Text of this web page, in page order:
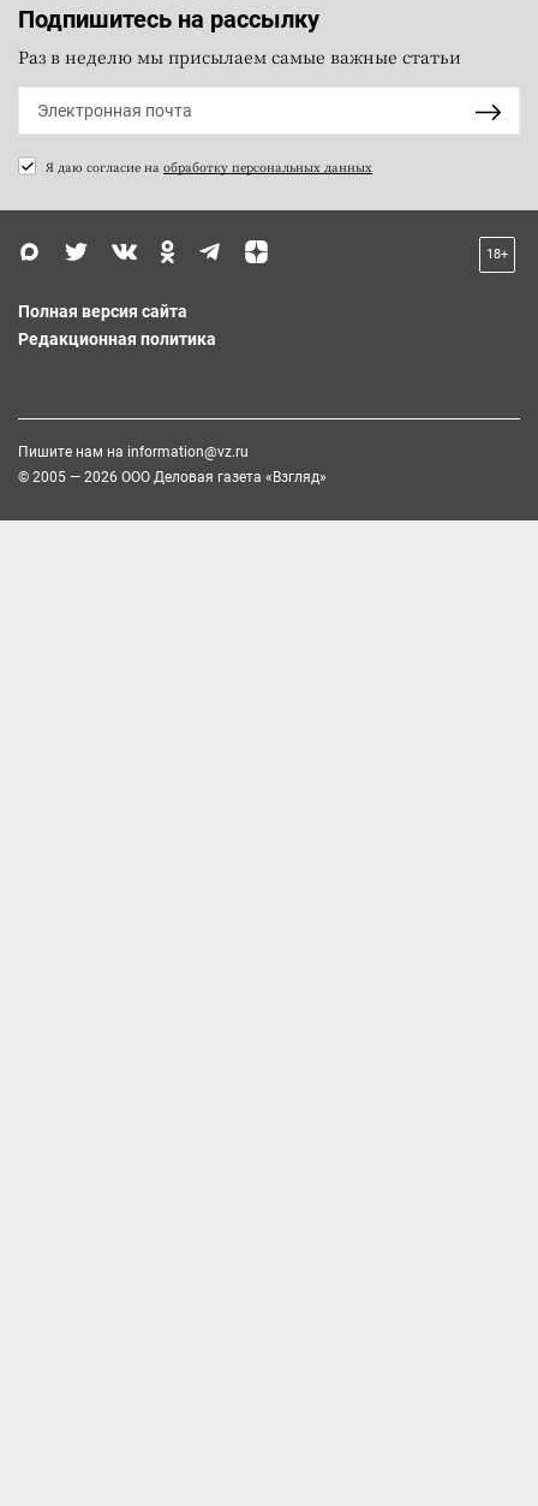
Подпишитесь на рассылку
Раз в неделю мы присылаем самые важные статьи
Я даю согласие на обработку персональных данных
18+
Полная версия сайта
Редакционная политика
Пишите нам на information@vz.ru
© 2005 — 2026 ООО Деловая газета «Взгляд»